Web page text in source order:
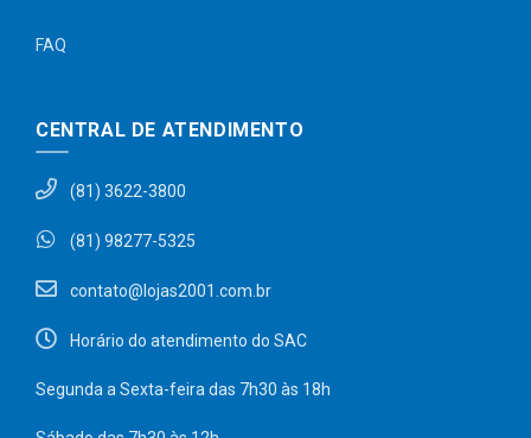
FAQ
CENTRAL DE ATENDIMENTO
(81) 3622-3800
(81) 98277-5325
contato@lojas2001.com.br
Horário do atendimento do SAC
Segunda a Sexta-feira das 7h30 às 18h